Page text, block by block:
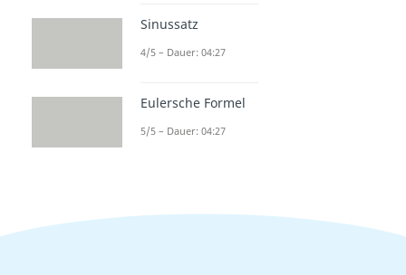
Sinussatz
4/5 – Dauer: 04:27
Eulersche Formel
5/5 – Dauer: 04:27